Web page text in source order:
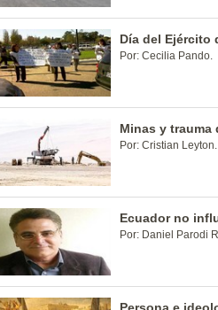
Día del Ejército
Por: Cecilia Pando.
Minas y trauma
Por: Cristian Leyton.
Ecuador no
Por: Daniel Parodi